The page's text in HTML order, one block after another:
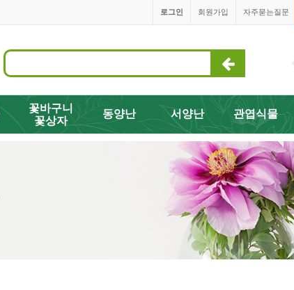
자주묻는질문
회원가입
로그인
1668-3505
꽃바구니
꽃상자
동양난 서양난 관엽식물